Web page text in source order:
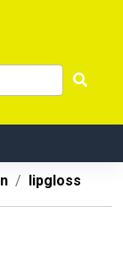
lipgloss